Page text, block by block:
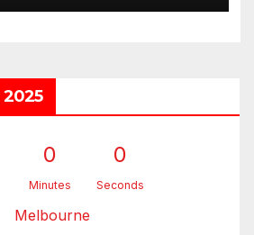
2025
0
Minutes
0
Seconds
Melbourne